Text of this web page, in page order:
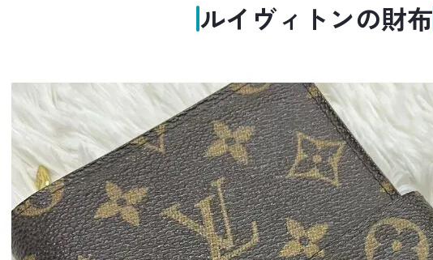
ルイヴィトンの財布